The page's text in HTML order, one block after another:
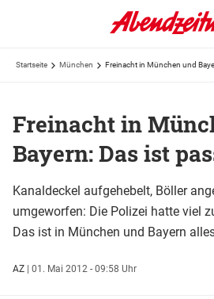
Startseite München Freinacht in München und
Freinacht in
Bayern: Das ist
Kanaldeckel aufgehebelt, Böller
umgeworfen: Die Polizei hatte viel
Das ist in München und Bayern
AZ | 01. Mai 2012 - 09:58 Uhr